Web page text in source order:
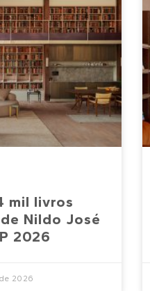
mil livros
Nildo José
2026
2026